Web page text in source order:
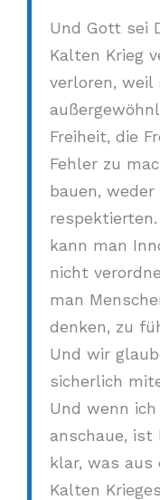
Und Gott sei
Kalten Krieg
verloren, weil
Freiheit, die
Fehler zu
bauen,
kann man
nicht
man
denken, zu
Und wir
sicherlich
Und wenn
anschaue, ist
klar, was aus
Kalten